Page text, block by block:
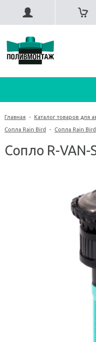
Главная - Каталог товаров для
Сопла Rain Bird - Сопла Rain Bird
Сопло R-VAN-